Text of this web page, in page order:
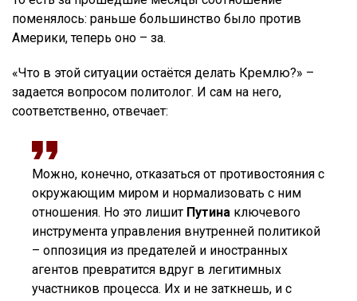
поменялось: раньше большинство было против
Америки, теперь оно – за.
«Что в этой ситуации остаётся делать Кремлю?» –
задается вопросом политолог. И сам на него,
соответственно, отвечает:
Можно, конечно, отказаться от противостояния с
окружающим миром и нормализовать с ним
отношения. Но это лишит Путина ключевого
инструмента управления внутренней политикой
– оппозиция из предателей и иностранных
агентов превратится вдруг в легитимных
участников процесса. Их и не заткнешь, и с